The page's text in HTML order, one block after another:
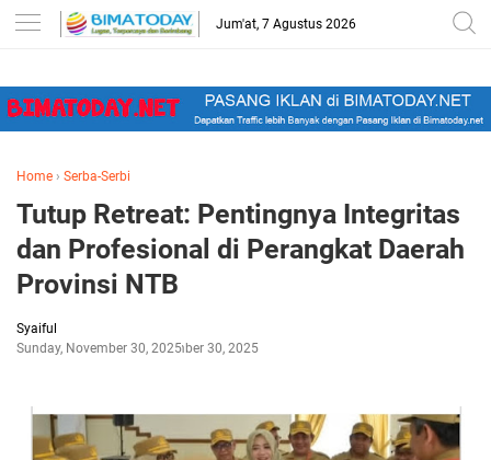
-->
Jum'at, 7 Agustus 2026
Home › Serba-Serbi
Tutup Retreat: Pentingnya Integritas
dan Profesional di Perangkat Daerah
Provinsi NTB
Syaiful
Sunday, November 30, 2025November 30, 2025